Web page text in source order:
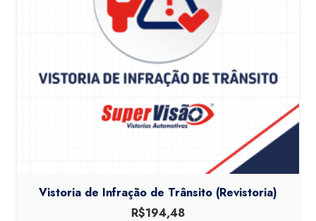
Vistoria de Infração de Trânsito (Revistoria)
R$194,48